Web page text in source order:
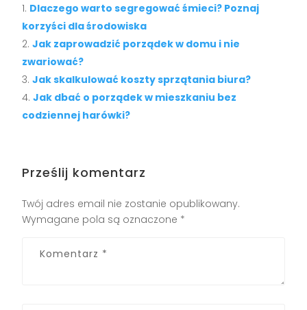
Dlaczego warto segregować śmieci? Poznaj
korzyści dla środowiska
Jak zaprowadzić porządek w domu i nie
zwariować?
Jak skalkulować koszty sprzątania biura?
Jak dbać o porządek w mieszkaniu bez
codziennej harówki?
Prześlij komentarz
Twój adres email nie zostanie opublikowany.
Wymagane pola są oznaczone *